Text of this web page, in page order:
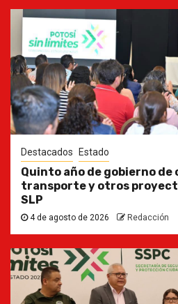
Destacados Estado
Quinto año de gobierno
transporte y otros
SLP
4 de agosto de 2026 Redacción